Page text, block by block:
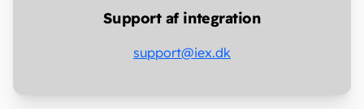
Support af integration
support@iex.dk